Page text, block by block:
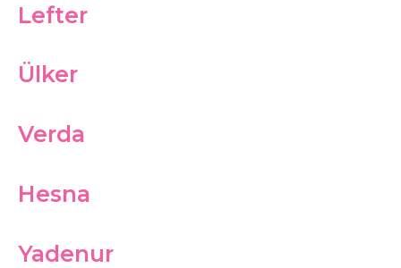
Lefter
Ülker
Verda
Hesna
Yadenur